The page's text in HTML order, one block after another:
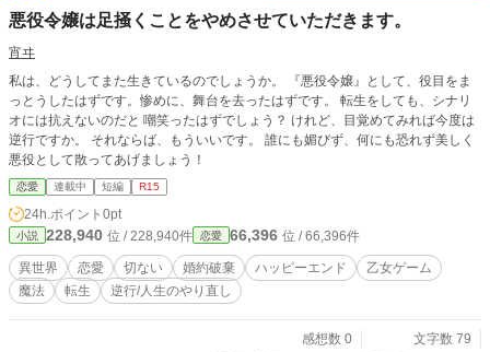
悪役令嬢は足掻くことをやめさせていただきます。
宵ヰ
私は、どうしてまた生きているのでしょうか。 『悪役令嬢』として、役目をま
っとうしたはずです。惨めに、舞台を去ったはずです。 転生をしても、シナリ
オには抗えないのだと 嘲笑ったはずでしょう？ けれど、目覚めてみれば今度は
逆行ですか。 それならば、もういいです。 誰にも媚びず、何にも恐れず美しく
悪役として散ってあげましょう！
恋愛 連載中 短編 R15
24h.ポイント 0pt
小説 228,940 位 / 228,940件 恋愛 66,396 位 / 66,396件
異世界 恋愛 切ない 婚約破棄 ハッピーエンド
乙女ゲーム
魔法
転生 逆行/人生のやり直し
感想数 0
文字数 79